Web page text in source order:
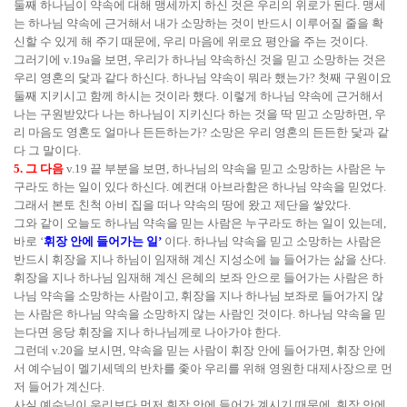
둘째 하나님이 약속에 대해 맹세까지 하신 것은 우리의 위로가 된다. 맹세
는 하나님 약속에 근거해서 내가 소망하는 것이 반드시 이루어질 줄을 확
신할 수 있게 해 주기 때문에, 우리 마음에 위로요 평안을 주는 것이다.
그러기에 v.19a을 보면, 우리가 하나님 약속하신 것을 믿고 소망하는 것은
우리 영혼의 닻과 같다 하신다. 하나님 약속이 뭐라 했는가? 첫째 구원이요
둘째 지키시고 함께 하시는 것이라 했다. 이렇게 하나님 약속에 근거해서
나는 구원받았다 나는 하나님이 지키신다 하는 것을 딱 믿고 소망하면, 우
리 마음도 영혼도 얼마나 든든하는가? 소망은 우리 영혼의 든든한 닻과 같
다 그 말이다.
5. 그 다음 v.19 끝 부분을 보면, 하나님의 약속을 믿고 소망하는 사람은 누
구라도 하는 일이 있다 하신다. 예컨대 아브라함은 하나님 약속을 믿었다.
그래서 본토 친척 아비 집을 떠나 약속의 땅에 왔고 제단을 쌓았다.
그와 같이 오늘도 하나님 약속을 믿는 사람은 누구라도 하는 일이 있는데,
바로 ‘휘장 안에 들어가는 일’ 이다. 하나님 약속을 믿고 소망하는 사람은
반드시 휘장을 지나 하님이 임재해 계신 지성소에 늘 들어가는 삶을 산다.
휘장을 지나 하나님 임재해 계신 은혜의 보좌 안으로 들어가는 사람은 하
나님 약속을 소망하는 사람이고, 휘장을 지나 하나님 보좌로 들어가지 않
는 사람은 하나님 약속을 소망하지 않는 사람인 것이다. 하나님 약속을 믿
는다면 응당 휘장을 지나 하나님께로 나아가야 한다.
그런데 v.20을 보시면, 약속을 믿는 사람이 휘장 안에 들어가면, 휘장 안에
서 예수님이 멜기세덱의 반차를 좇아 우리를 위해 영원한 대제사장으로 먼
저 들어가 계신다.